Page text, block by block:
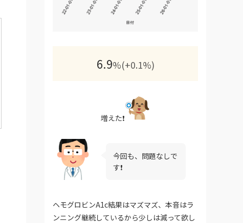
6.9%(+0.1%)
増えた❗️
今回も、問題なしで
す❗️
ヘモグロビンA1c結果はマズマズ、本音はラ
ンニング継続しているから少しは減って欲し